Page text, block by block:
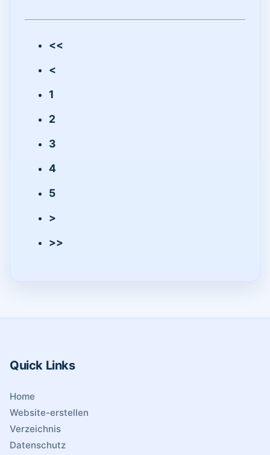
<<
<
1
2
3
4
5
>
>>
Quick Links
Home
Website-erstellen
Verzeichnis
Datenschutz